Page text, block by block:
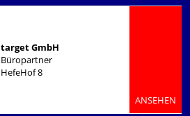
target GmbH
Büropartner
HefeHof 8
ANSEHEN